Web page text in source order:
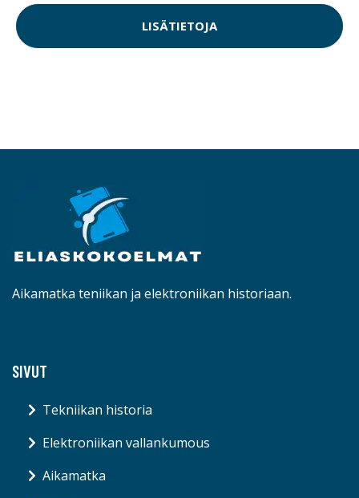
LISÄTIETOJA
Aikamatka teniikan ja elektroniikan historiaan.
SIVUT
Tekniikan historia
Elektroniikan vallankumous
Aikamatka